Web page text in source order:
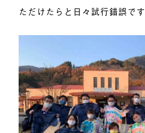
ただけたらと日々試行錯誤です